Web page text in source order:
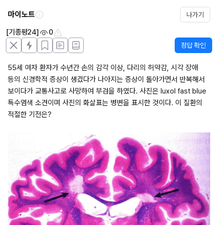
마이노트 나가기
[기종평24] 0
정답 확인
55세 여자 환자가 수년간 손의 감각 이상, 다리의 허약감, 시각 장애
등의 신경학적 증상이 생겼다가 나아지는 증상이 돌아가면서 반복해서
보이다가 교통사고로 사망하여 부검을 하였다. 사진은 luxol fast blue
특수염색 소견이며 사진의 화살표는 병변을 표시한 것이다. 이 질환의
적절한 기전은?